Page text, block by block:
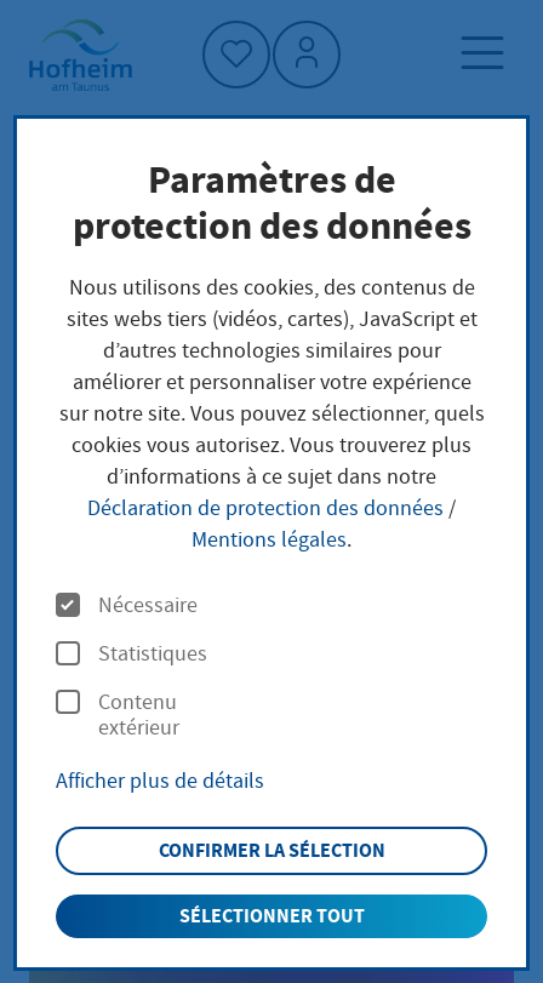
Accueil"
Page d'accueil
Actualités et appels d'offres
Événements
Hörspiel Kapelle Hofheim - Sommerprogramm
2026
Hörspiel Kapelle
Hofheim -
Sommerprogramm
2026
dimanche, 19. juillet
und der Himmel antwortet
Paramètres de
protection des données
Nous utilisons des cookies, des contenus de
sites webs tiers (vidéos, cartes), JavaScript et
d’autres technologies similaires pour
améliorer et personnaliser votre expérience
sur notre site. Vous pouvez sélectionner, quels
cookies vous autorisez. Vous trouverez plus
d’informations à ce sujet dans notre
Déclaration de protection des données /
Mentions légales.
O
p
t
i
n
s
Nécessaire
Statistiques
Contenu
extérieur
Afficher plus de détails
CONFIRMER LA SÉLECTION
SÉLECTIONNER TOUT